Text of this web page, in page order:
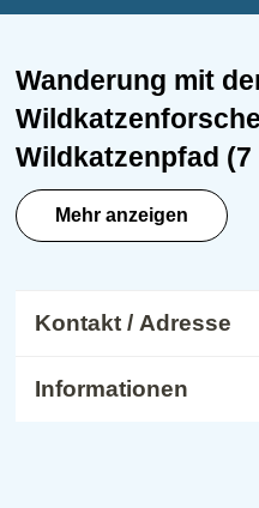
Wanderung mit
Wildkatzenpfad
erforderlich.
Mehr anzeigen
Kontakt / Adresse
Informationen